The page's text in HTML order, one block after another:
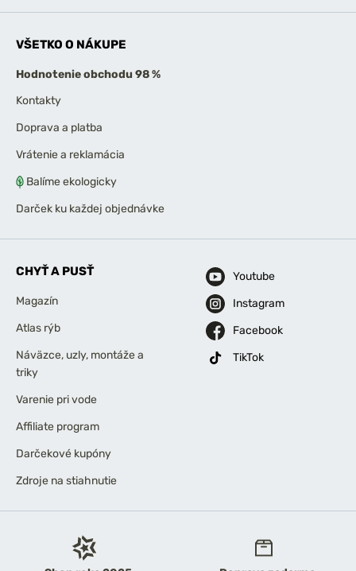
VŠETKO O NÁKUPE
Hodnotenie obchodu 98 %
Kontakty
Doprava a platba
Vrátenie a reklamácia
Balíme ekologicky
Darček ku každej objednávke
CHYŤ A PUSŤ
Magazín
Atlas rýb
Náväzce, uzly, montáže a
triky
Varenie pri vode
Affiliate program
Darčekové kupóny
Zdroje na stiahnutie
Youtube
Instagram
Facebook
TikTok